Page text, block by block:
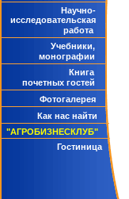
Научно-
исследовательская
работа
Учебники,
монографии
Книга
почетных гостей
Фотогалерея
Как нас найти
"АГРОБИЗНЕСКЛУБ"
Гостиница